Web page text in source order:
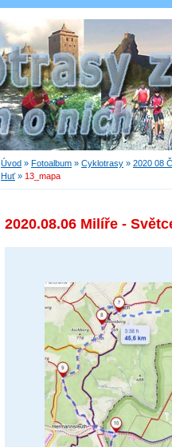
Úvod » Fotoalbum » Cyklotrasy » 2020 08
Huť» 13_mapa
2020.08.06 Milíře -